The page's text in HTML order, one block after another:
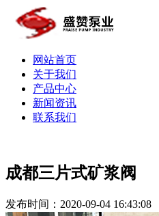
网站首页
关于我们
产品中心
新闻资讯
联系我们
成都三片式矿浆阀
发布时间：2020-09-04 16:43:08